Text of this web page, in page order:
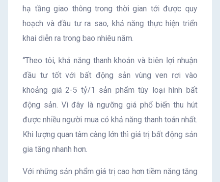
hạ tầng giao thông trong thời gian tới được quy
hoạch và đầu tư ra sao, khả năng thực hiện triển
khai diễn ra trong bao nhiêu năm.
“Theo tôi, khả năng thanh khoản và biên lợi nhuận
đầu tư tốt với bất động sản vùng ven rơi vào
khoảng giá 2-5 tỷ/1 sản phẩm tùy loại hình bất
động sản. Vì đây là ngưỡng giá phổ biến thu hút
được nhiều người mua có khả năng thanh toán nhất.
Khi lượng quan tâm càng lớn thì giá trị bất động sản
gia tăng nhanh hơn.
Với những sản phẩm giá trị cao hơn tiềm năng tăng